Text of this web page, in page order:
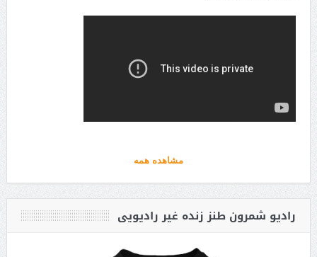
مشاهده همه
رادیو شمرون طنز زنده غیر رادیویی